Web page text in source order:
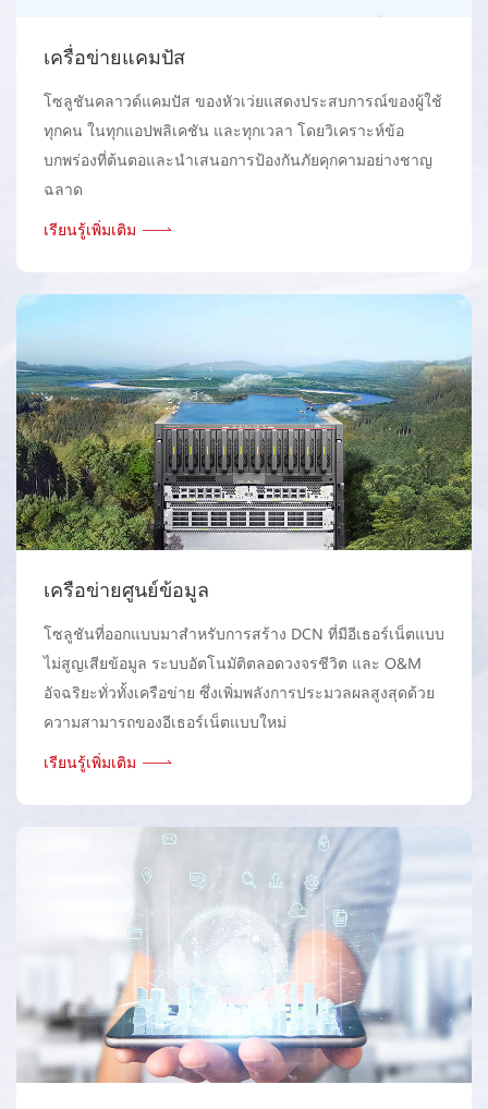
เครื่อข่ายแคมปัส
โซลูชันคลาวด์แคมปัส ของหัวเว่ยแสดงประสบการณ์ของผู้ใช้
ทุกคน ในทุกแอปพลิเคชัน และทุกเวลา โดยวิเคราะห์ข้อ
บกพร่องที่ต้นตอและนําเสนอการป้องกันภัยคุกคามอย่างชาญ
ฉลาด
เรียนรู้เพิ่มเติม
เครือข่ายศูนย์ข้อมูล
โซลูชันที่ออกแบบมาสําหรับการสร้าง DCN ที่มีอีเธอร์เน็ตแบบ
ไม่สูญเสียข้อมูล ระบบอัตโนมัติตลอดวงจรชีวิต และ O&M
อัจฉริยะทั่วทั้งเครือข่าย ซึ่งเพิ่มพลังการประมวลผลสูงสุดด้วย
ความสามารถของอีเธอร์เน็ตแบบใหม่
เรียนรู้เพิ่มเติม